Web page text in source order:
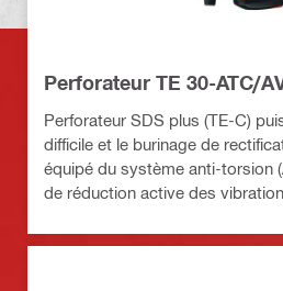
Perforateur TE 30-ATC/
Perforateur SDS plus (TE-C)
difficile et le burinage de
équipé du système anti-torsion
de réduction active des